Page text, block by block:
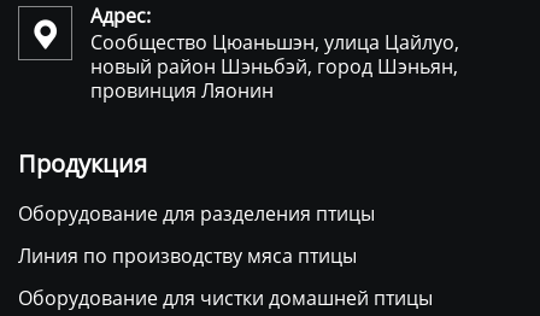

Адрес:
Сообщество Цюаньшэн, улица Цайлуо,
новый район Шэньбэй, город Шэньян,
провинция Ляонин
Продукция
Оборудование для разделения птицы
Линия по производству мяса птицы
Оборудование для чистки домашней птицы